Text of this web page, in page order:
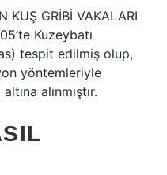
KUŞ GRİBİ VAKALARI
Kuzeybatı
tespit edilmiş olup,
yöntemleriyle
alınmıştır.